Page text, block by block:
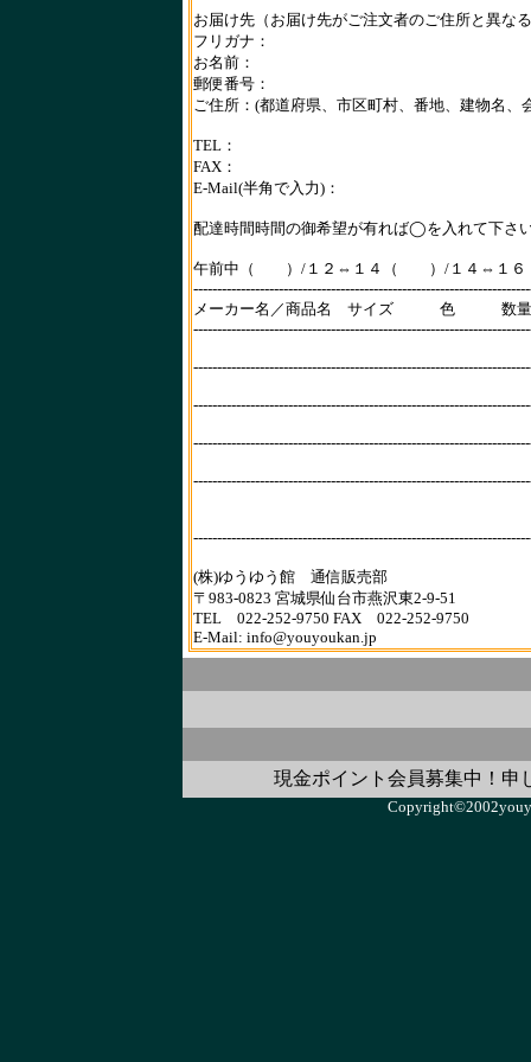
お届け先（お届け先がご注文者のご住所と異な
フリガナ：
お名前：
郵便番号：
ご住所：(都道府県、市区町村、番地、建物名、
TEL：
FAX：
E-Mail(半角で入力)：
配達時間時間の御希望が有れば◯を入れて下さ
午前中（ ）/１２⇔１４（ ）/１４⇔
メーカー名／商品名 サイズ 色
(株)ゆうゆう館 通信販売部
〒983-0823 宮城県仙台市燕沢東2-9-51
TEL 022-252-9750 FAX 022-252-9750
E-Mail: info@youyoukan.jp
現金ポイント会員募集中！申